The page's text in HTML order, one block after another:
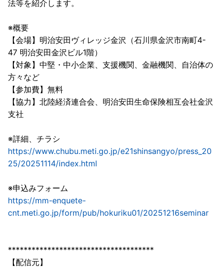
法等を紹介します。
※概要
【会場】明治安田ヴィレッジ金沢（石川県金沢市南町4-
47 明治安田金沢ビル1階）
【対象】中堅・中小企業、支援機関、金融機関、自治体の
方々など
【参加費】無料
【協力】北陸経済連合会、明治安田生命保険相互会社金沢
支社
※詳細、チラシ
https://www.chubu.meti.go.jp/e21shinsangyo/press_20
25/20251114/index.html
※申込みフォーム
https://mm-enquete-
cnt.meti.go.jp/form/pub/hokuriku01/20251216seminar
*************************************
【配信元】